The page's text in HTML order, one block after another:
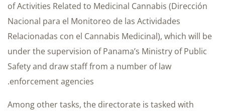
of Activities Related to Medicinal Cannabis (Dirección
Nacional para el Monitoreo de las Actividades
Relacionadas con el Cannabis Medicinal), which will be
under the supervision of Panama’s Ministry of Public
Safety and draw staff from a number of law
enforcement agencies.
Among other tasks, the directorate is tasked with